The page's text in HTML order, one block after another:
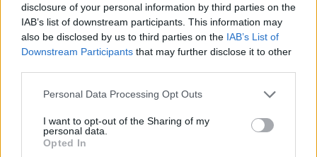
disclosure of your personal information by third parties on the
IAB’s list of downstream participants. This information may
also be disclosed by us to third parties on the IAB’s List of
Downstream Participants that may further disclose it to other
Please note that this website/app uses one or more Google
not limited to your visit or usage behaviour. You may click to
grant or deny consent to Google and its third-party tags to
use your data for below specified purposes in below Google
Personal Data Processing Opt Outs
I want to opt-out of the Sharing of my
personal data.
Opted In